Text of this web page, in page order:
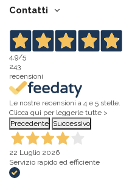
Contatti
4,9/5
243
recensioni
Le nostre recensioni a 4 e 5 stelle.
Clicca qui per leggerle tutte >
Precedente Successivo
22 Luglio 2026
Servizio rapido ed efficiente